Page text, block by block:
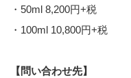
・50ml 8,200円+税
・100ml 10,800円+税
【問い合わせ先】